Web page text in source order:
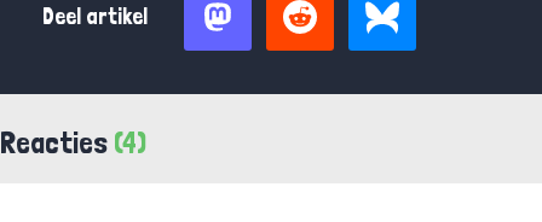
Deel artikel
Reacties (4)